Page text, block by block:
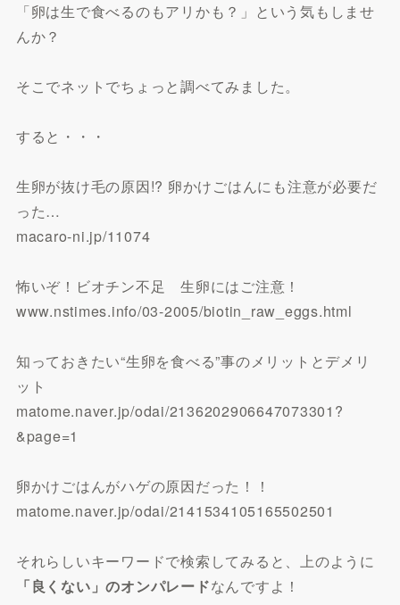
「卵は生で食べるのもアリかも？」という気もしませ
んか？
そこでネットでちょっと調べてみました。
すると・・・
生卵が抜け毛の原因!? 卵かけごはんにも注意が必要だ
った…
macaro-ni.jp/11074
怖いぞ！ビオチン不足 生卵にはご注意！
www.nstimes.info/03-2005/biotin_raw_eggs.html
知っておきたい“生卵を食べる”事のメリットとデメリ
ット
matome.naver.jp/odai/2136202906647073301?
&page=1
卵かけごはんがハゲの原因だった！！
matome.naver.jp/odai/2141534105165502501
それらしいキーワードで検索してみると、上のように
「良くない」のオンパレードなんですよ！